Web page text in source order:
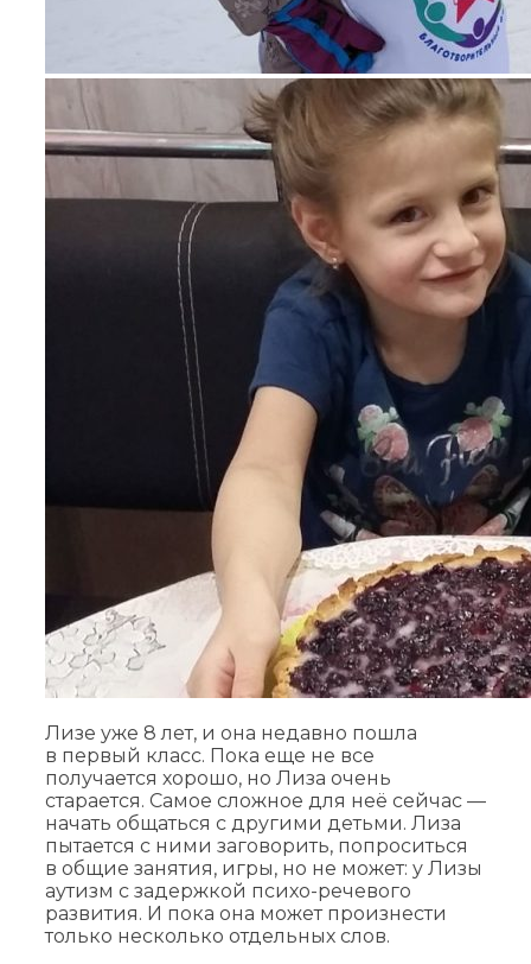
Лизе уже 8 лет, и она недавно пошла
в первый класс. Пока еще не все
получается хорошо, но Лиза очень
старается. Самое сложное для неё сейчас —
начать общаться с другими детьми. Лиза
пытается с ними заговорить, попроситься
в общие занятия, игры, но не может: у Лизы
аутизм с задержкой психо-речевого
развития. И пока она может произнести
только несколько отдельных слов.